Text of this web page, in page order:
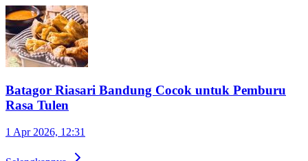
Batagor Riasari Bandung Cocok untuk Pemburu
Rasa Tulen
1 Apr 2026, 12:31